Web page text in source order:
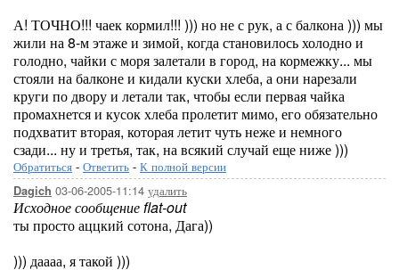
А! ТОЧНО!!! чаек кормил!!! ))) но не с рук, а с балкона ))) мы
жили на 8-м этаже и зимой, когда становилось холодно и
голодно, чайки с моря залетали в город, на кормежку... мы
стояли на балконе и кидали куски хлеба, а они нарезали
круги по двору и летали так, чтобы если первая чайка
промахнется и кусок хлеба пролетит мимо, его обязательно
подхватит вторая, которая летит чуть неже и немного
сзади... ну и третья, так, на всякий случай еще ниже )))
Обратиться - Ответить - К полной версии
Dagich 03-06-2005-11:14 удалить
Исходное сообщение flat-out
ты просто аццкий сотона, Дага))
))) даааа, я такой )))